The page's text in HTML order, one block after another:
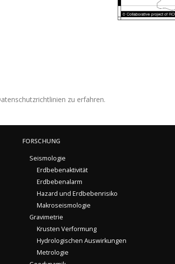
zu erfahren.
FORSCHUNG
Seismologie
Erdbebenaktivität
Erdbebenalarm
Hazard und Erdbebenrisiko
Makroseismologie
Gravimetrie
Krusten Verformung
Hydrologischen Auswirkungen
Metrologie